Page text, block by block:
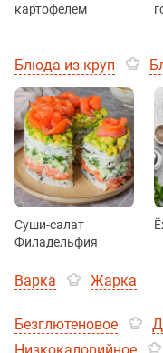
картофелем
Блюда из круп
Суши-салат
Филадельфия
Варка Жарка
Безглютеновое